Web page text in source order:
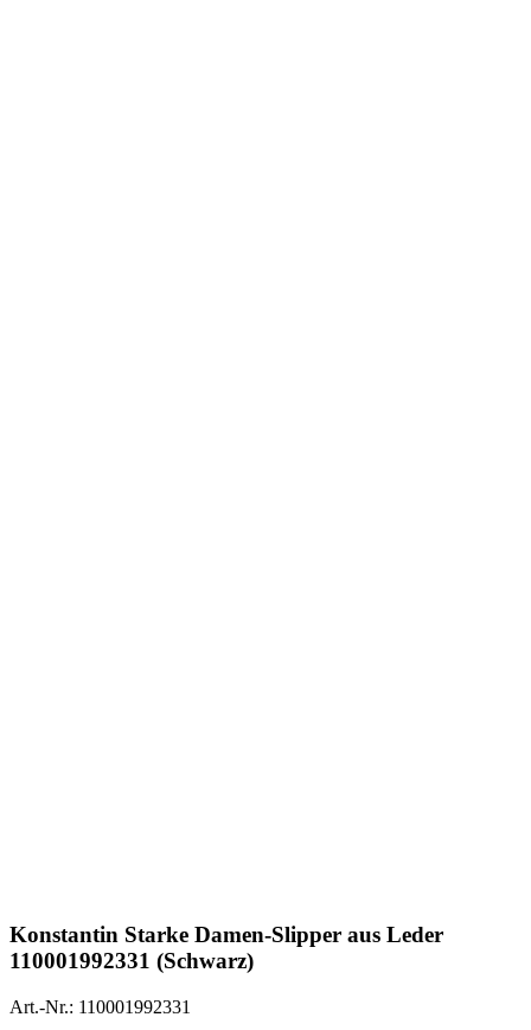
Konstantin Starke Damen-Slipper aus Leder
110001992331 (Schwarz)
Art.-Nr.: 110001992331